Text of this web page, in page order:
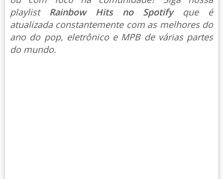
playlist Rainbow Hits no Spotify que é
atualizada constantemente com as melhores do
ano do pop, eletrônico e MPB de várias partes
do mundo.